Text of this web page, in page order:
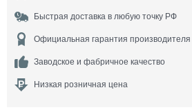
Быстрая доставка в любую точку РФ
Официальная гарантия производителя
Заводское и фабричное качество
Низкая розничная цена